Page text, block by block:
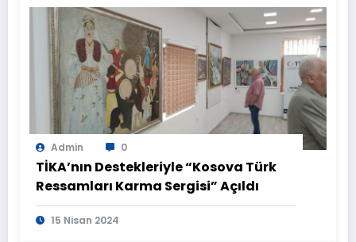
Admin 0
TİKA’nın Destekleriyle “Kosova Türk
Ressamları Karma Sergisi” Açıldı
15 Nisan 2024